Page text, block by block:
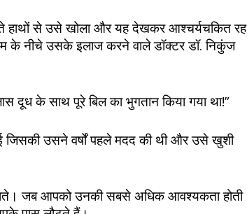
से उसे खोला और यह देखकर आश्चर्यचकित रह
के नीचे उसके इलाज करने वाले डॉक्टर डॉ. निकुंज
दूध के साथ पूरे बिल का भुगतान किया गया था!”
उसने वर्षों पहले मदद की थी और उसे खुशी
जब आपको उनकी सबसे अधिक आवश्यकता होती